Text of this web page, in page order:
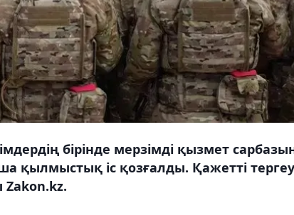
бірінде мерзімді қызмет
қылмыстық іс қозғалды. Қажетті тергеу
Zakon.kz.